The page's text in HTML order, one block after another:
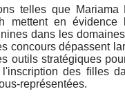
telles que Mariama
mettent en évidence
dans les
concours dépassent
outils stratégiques
des filles
représentées.